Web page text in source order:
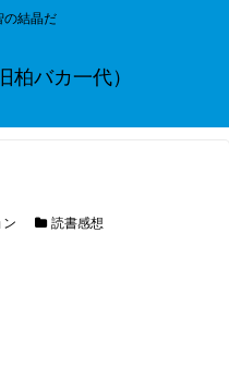
の結晶だ
柏バカ一代）
ン 読書感想